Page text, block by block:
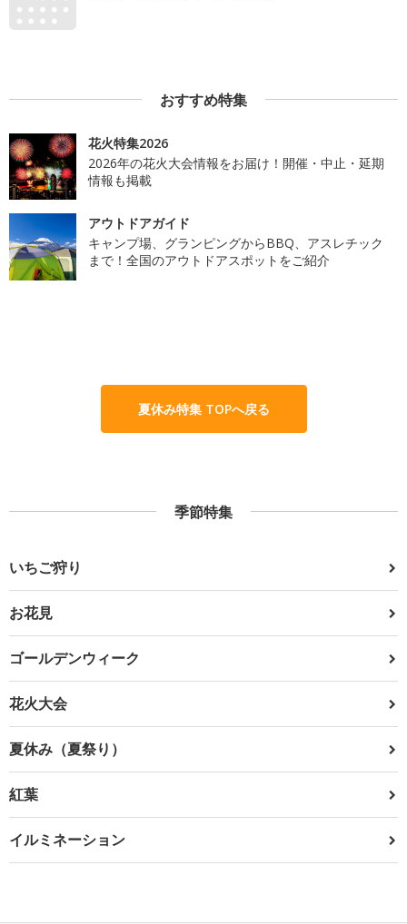
おすすめ特集
花火特集2026
2026年の花火大会情報をお届け！開催・中止・延期
情報も掲載
アウトドアガイド
キャンプ場、グランピングからBBQ、アスレチック
まで！全国のアウトドアスポットをご紹介
夏休み特集 TOPへ戻る
季節特集
いちご狩り
お花見
ゴールデンウィーク
花火大会
夏休み（夏祭り）
紅葉
イルミネーション